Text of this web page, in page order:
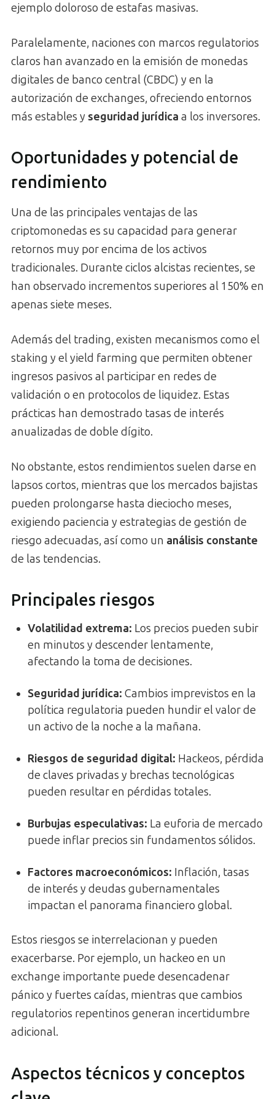
ejemplo doloroso de estafas masivas.
Paralelamente, naciones con marcos regulatorios
claros han avanzado en la emisión de monedas
digitales de banco central (CBDC) y en la
autorización de exchanges, ofreciendo entornos
más estables y seguridad jurídica a los inversores.
Oportunidades y potencial de
rendimiento
Una de las principales ventajas de las
criptomonedas es su capacidad para generar
retornos muy por encima de los activos
tradicionales. Durante ciclos alcistas recientes, se
han observado incrementos superiores al 150% en
apenas siete meses.
Además del trading, existen mecanismos como el
staking y el yield farming que permiten obtener
ingresos pasivos al participar en redes de
validación o en protocolos de liquidez. Estas
prácticas han demostrado tasas de interés
anualizadas de doble dígito.
No obstante, estos rendimientos suelen darse en
lapsos cortos, mientras que los mercados bajistas
pueden prolongarse hasta dieciocho meses,
exigiendo paciencia y estrategias de gestión de
riesgo adecuadas, así como un análisis constante
de las tendencias.
Principales riesgos
Volatilidad extrema: Los precios pueden subir
en minutos y descender lentamente,
afectando la toma de decisiones.
Seguridad jurídica: Cambios imprevistos en la
política regulatoria pueden hundir el valor de
un activo de la noche a la mañana.
Riesgos de seguridad digital: Hackeos, pérdida
de claves privadas y brechas tecnológicas
pueden resultar en pérdidas totales.
Burbujas especulativas: La euforia de mercado
puede inflar precios sin fundamentos sólidos.
Factores macroeconómicos: Inflación, tasas
de interés y deudas gubernamentales
impactan el panorama financiero global.
Estos riesgos se interrelacionan y pueden
exacerbarse. Por ejemplo, un hackeo en un
exchange importante puede desencadenar
pánico y fuertes caídas, mientras que cambios
regulatorios repentinos generan incertidumbre
adicional.
Aspectos técnicos y conceptos